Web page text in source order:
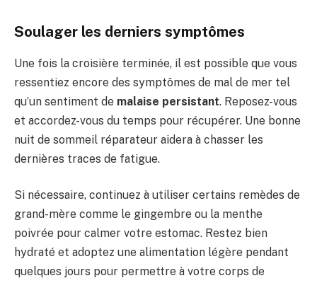
Soulager les derniers symptômes
Une fois la croisière terminée, il est possible que vous
ressentiez encore des symptômes de mal de mer tel
qu’un sentiment de malaise persistant. Reposez-vous
et accordez-vous du temps pour récupérer. Une bonne
nuit de sommeil réparateur aidera à chasser les
dernières traces de fatigue.
Si nécessaire, continuez à utiliser certains remèdes de
grand-mère comme le gingembre ou la menthe
poivrée pour calmer votre estomac. Restez bien
hydraté et adoptez une alimentation légère pendant
quelques jours pour permettre à votre corps de